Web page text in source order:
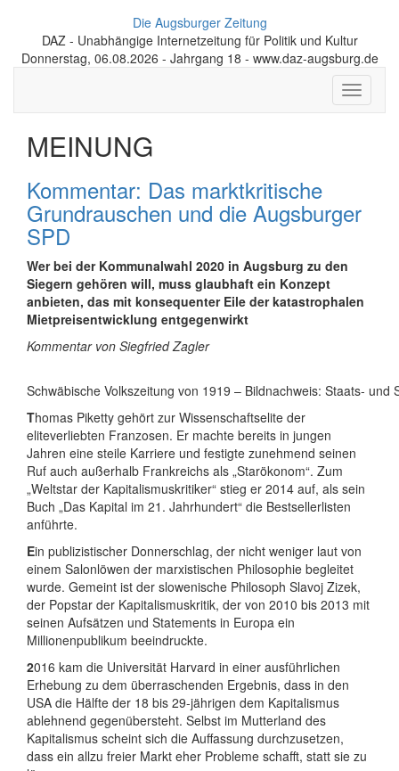
Die Augsburger Zeitung
DAZ - Unabhängige Internetzeitung für Politik und Kultur
Donnerstag, 06.08.2026 - Jahrgang 18 - www.daz-augsburg.de
Toggle
MEINUNG
Kommentar: Das marktkritische
Grundrauschen und die Augsburger
SPD
Wer bei der Kommunalwahl 2020 in Augsburg zu den
Siegern gehören will, muss glaubhaft ein Konzept
anbieten, das mit konsequenter Eile der katastrophalen
Mietpreisentwicklung entgegenwirkt
Kommentar von Siegfried Zagler
Schwäbische Volkszeitung von 1919 – Bildnachweis: Staats- und
Thomas Piketty gehört zur Wissenschaftselite der
eliteverliebten Franzosen. Er machte bereits in jungen
Jahren eine steile Karriere und festigte zunehmend seinen
Ruf auch außerhalb Frankreichs als „Starökonom“. Zum
„Weltstar der Kapitalismuskritiker“ stieg er 2014 auf, als sein
Buch „Das Kapital im 21. Jahrhundert“ die Bestsellerlisten
anführte.
Ein publizistischer Donnerschlag, der nicht weniger laut von
einem Salonlöwen der marxistischen Philosophie begleitet
wurde. Gemeint ist der slowenische Philosoph Slavoj Zizek,
der Popstar der Kapitalismuskritik, der von 2010 bis 2013 mit
seinen Aufsätzen und Statements in Europa ein
Millionenpublikum beeindruckte.
2016 kam die Universität Harvard in einer ausführlichen
Erhebung zu dem überraschenden Ergebnis, dass in den
USA die Hälfte der 18 bis 29-jährigen dem Kapitalismus
ablehnend gegenübersteht. Selbst im Mutterland des
Kapitalismus scheint sich die Auffassung durchzusetzen,
dass ein allzu freier Markt eher Probleme schafft, statt sie zu